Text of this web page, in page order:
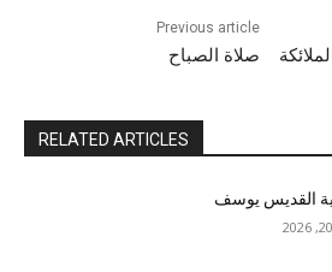
Previous article
صلاة الصباح
RELATED ARTICLES
القديس يوسف